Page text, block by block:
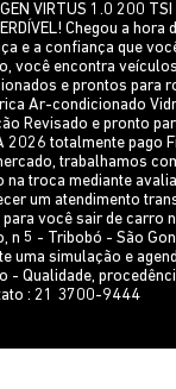
VIRTUS 1.0 200
Chegou a
e a confiança que
você encontra
e prontos para
Ar-condicionado
Revisado e pronto
2026 totalmente pago
trabalhamos
na troca mediante
um atendimento
você sair de carro
n 5 - Tribobó - São
uma simulação e
- Qualidade,
: 21 3700-9444